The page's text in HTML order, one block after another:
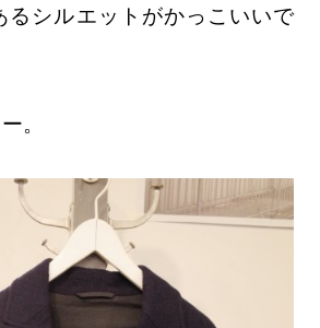
るシルエットがかっこいいで
。